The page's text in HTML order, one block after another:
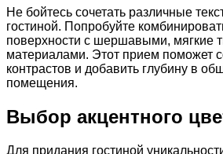
Не бойтесь сочетать различные
гостиной. Попробуйте
поверхности с шершавыми, мягкие
материалами. Этот прием поможет
контрастов и добавить глубину в
помещения.
Выбор акцентного
Для придания гостиной